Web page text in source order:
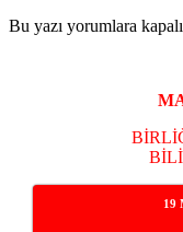
Bu yazı yorumlara
19